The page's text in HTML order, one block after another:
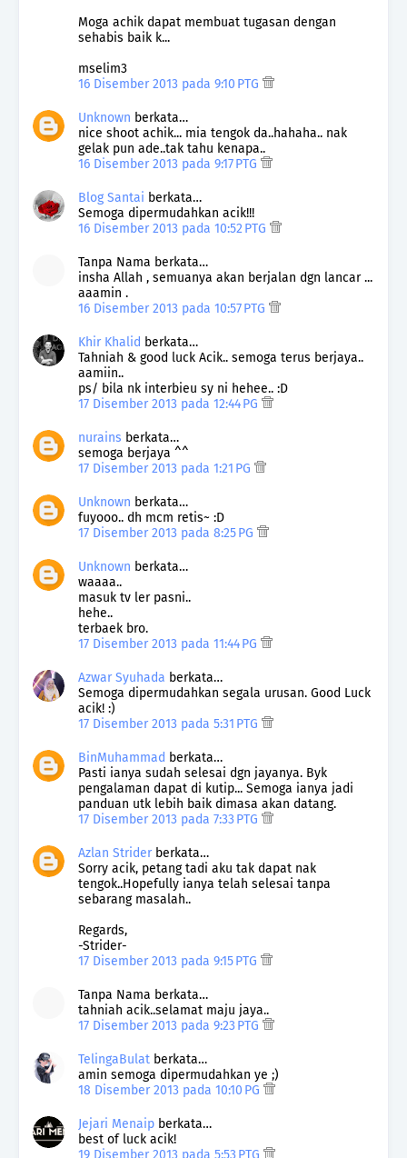
Moga achik dapat membuat tugasan dengan
sehabis baik k...
mselim3
16 Disember 2013 pada 9:10 PTG
Unknown berkata…
nice shoot achik... mia tengok da..hahaha.. nak
gelak pun ade..tak tahu kenapa..
16 Disember 2013 pada 9:17 PTG
Blog Santai berkata…
Semoga dipermudahkan acik!!!
16 Disember 2013 pada 10:52 PTG
Tanpa Nama berkata…
insha Allah , semuanya akan berjalan dgn lancar ...
aaamin .
16 Disember 2013 pada 10:57 PTG
Khir Khalid berkata…
Tahniah & good luck Acik.. semoga terus berjaya..
aamiin..
ps/ bila nk interbieu sy ni hehee.. :D
17 Disember 2013 pada 12:44 PG
nurains berkata…
semoga berjaya ^^
17 Disember 2013 pada 1:21 PG
Unknown berkata…
fuyooo.. dh mcm retis~ :D
17 Disember 2013 pada 8:25 PG
Unknown berkata…
waaaa..
masuk tv ler pasni..
hehe..
terbaek bro.
17 Disember 2013 pada 11:44 PG
Azwar Syuhada berkata…
Semoga dipermudahkan segala urusan. Good Luck
acik! :)
17 Disember 2013 pada 5:31 PTG
BinMuhammad berkata…
Pasti ianya sudah selesai dgn jayanya. Byk
pengalaman dapat di kutip... Semoga ianya jadi
panduan utk lebih baik dimasa akan datang.
17 Disember 2013 pada 7:33 PTG
Azlan Striderberkata…
Sorry acik, petang tadi aku tak dapat nak
tengok..Hopefully ianya telah selesai tanpa
sebarang masalah..
Regards,
-Strider-
17 Disember 2013 pada 9:15 PTG
Tanpa Nama berkata…
tahniah acik..selamat maju jaya..
17 Disember 2013 pada 9:23 PTG
TelingaBulat berkata…
amin semoga dipermudahkan ye ;)
18 Disember 2013 pada 10:10 PG
Jejari Menaip berkata…
best of luck acik!
19 Disember 2013 pada 5:53 PTG